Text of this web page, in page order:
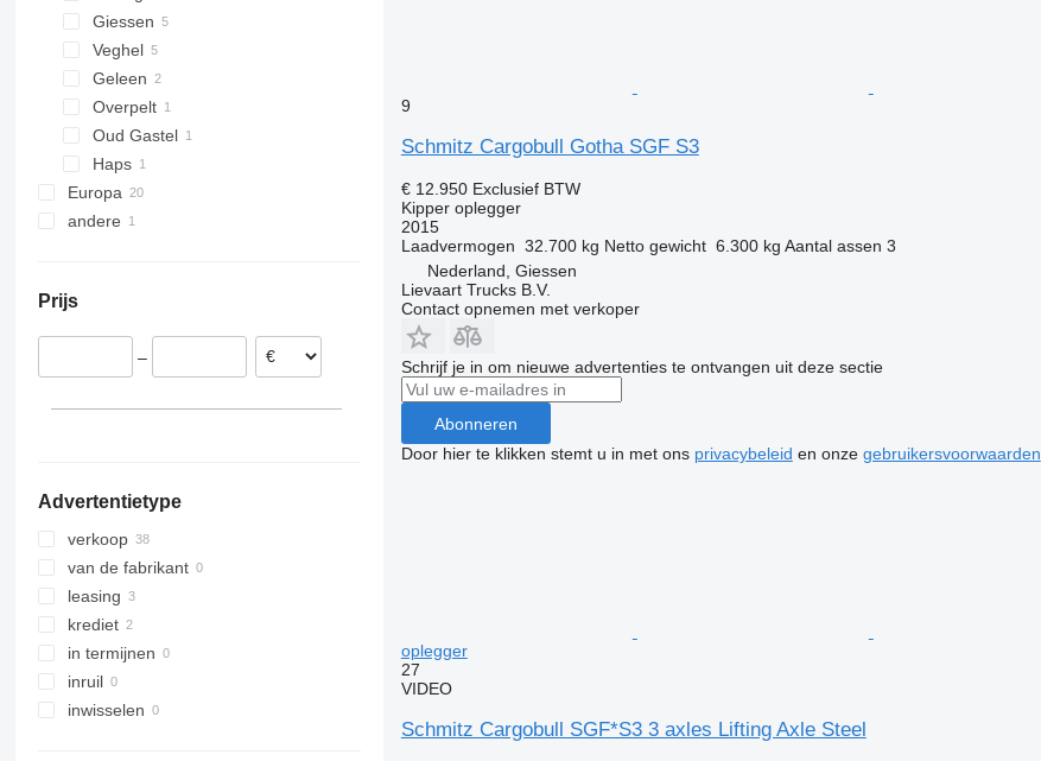
Giessen
Veghel
Geleen
Overpelt
Oud Gastel
Haps
Europa
Polen
Hongarije
Zwitserland
andere
Prijs
–
Advertentietype
verkoop
van de fabrikant
leasing
krediet
in termijnen
inruil
inwisselen
9
Schmitz Cargobull Gotha SGF S3
€ 12.950 Exclusief BTW
Kipper oplegger
2015
Laadvermogen 32.700 kg Netto gewicht 6.300 kg Aantal assen 3
Nederland, Giessen
Lievaart Trucks B.V.
Contact opnemen met verkoper
Schrijf je in om nieuwe advertenties te ontvangen uit deze sectie
Abonneren
Door hier te klikken stemt u in met ons privacybeleid en onze gebruikersvoorwaarden
oplegger
27
VIDEO
Schmitz Cargobull SGF*S3 3 axles Lifting Axle Steel